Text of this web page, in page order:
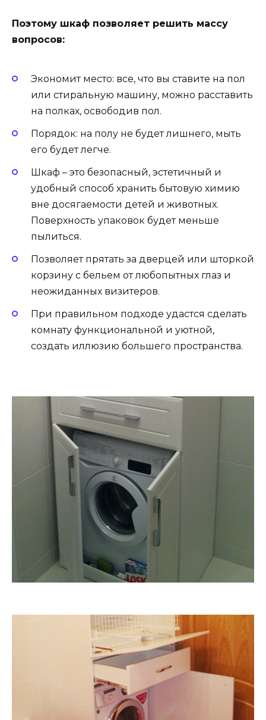
Поэтому шкаф позволяет решить массу
вопросов:
Экономит место: все, что вы ставите на пол
или стиральную машину, можно расставить
на полках, освободив пол.
Порядок: на полу не будет лишнего, мыть
его будет легче.
Шкаф – это безопасный, эстетичный и
удобный способ хранить бытовую химию
вне досягаемости детей и животных.
Поверхность упаковок будет меньше
пылиться.
Позволяет прятать за дверцей или шторкой
корзину с бельем от любопытных глаз и
неожиданных визитеров.
При правильном подходе удастся сделать
комнату функциональной и уютной,
создать иллюзию большего пространства.